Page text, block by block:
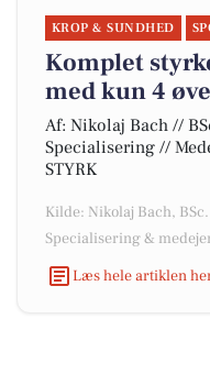
KROP & SUNDHED
Komplet
med kun 4
Af: Nikolaj Bach //
Specialisering //
STYRK
Kilde: Nikolaj Bach,
Specialisering &
Læs hele artiklen